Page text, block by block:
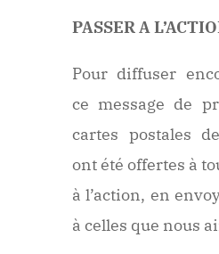
PASSER A
Pour diffuser
ce message de
cartes postales
ont été offertes à
à l’action, en
à celles que nous